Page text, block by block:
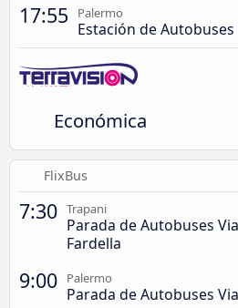
17:55 Palermo
Estación de Autobuses
Económica
FlixBus
7:30 Trapani
Parada de Autobuses
Fardella
9:00 Palermo
Parada de Autobuses